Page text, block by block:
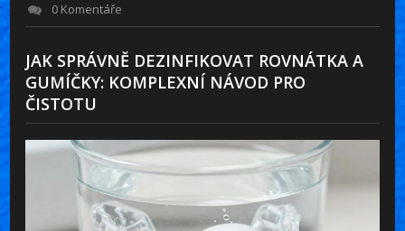
0 Komentáře
JAK SPRÁVNĚ DEZINFIKOVAT ROVNÁTKA A
GUMÍČKY: KOMPLEXNÍ NÁVOD PRO
ČISTOTU